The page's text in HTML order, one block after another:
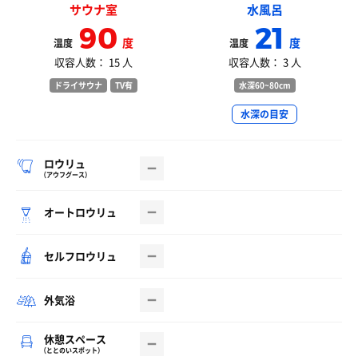
サウナ室
温度 90度
収容人数： 15 人
ドライサウナ TV有
水風呂
温度21度
収容人数： 3 人
水深60~80cm
水深の目安
ロウリュ
（アウフグース）
オートロウリュ
セルフロウリュ
外気浴
休憩スペース
（ととのいスポット）